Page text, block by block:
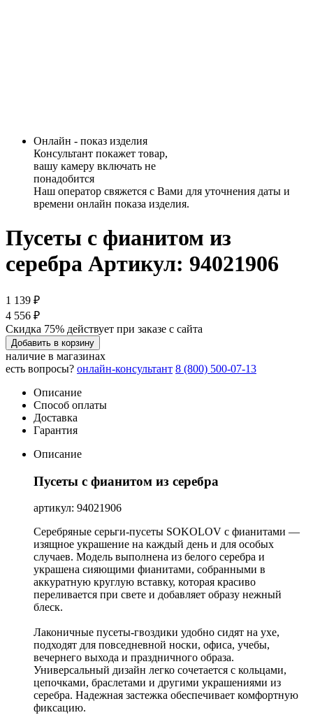
Онлайн - показ изделия
Консультант покажет товар,
вашу камеру включать не
понадобится
Наш оператор свяжется с Вами для уточнения даты и
времени онлайн показа изделия.
Пусеты с фианитом из
серебра Артикул: 94021906
1 139 ₽
4 556 ₽
Скидка 75% действует при заказе с сайта
Добавить в корзину
наличие в магазинах
есть вопросы? онлайн-консультант 8 (800) 500-07-13
Описание
Способ оплаты
Доставка
Гарантия
Описание
Пусеты с фианитом из серебра
артикул: 94021906
Серебряные серьги-пусеты SOKOLOV с фианитами —
изящное украшение на каждый день и для особых
случаев. Модель выполнена из белого серебра и
украшена сияющими фианитами, собранными в
аккуратную круглую вставку, которая красиво
переливается при свете и добавляет образу нежный
блеск.
Лаконичные пусеты-гвоздики удобно сидят на ухе,
подходят для повседневной носки, офиса, учебы,
вечернего выхода и праздничного образа.
Универсальный дизайн легко сочетается с кольцами,
цепочками, браслетами и другими украшениями из
серебра. Надежная застежка обеспечивает комфортную
фиксацию.